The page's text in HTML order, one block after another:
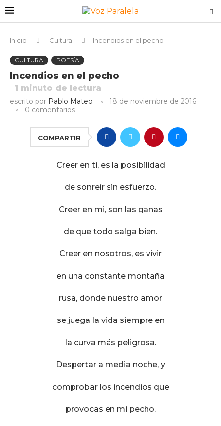
Inicio Cultura Incendios en el pecho
CULTURA POESÍA
Incendios en el pecho
1 minuto de lectura
escrito por Pablo Mateo
18 de noviembre de 2016
0 comentarios
COMPARTIR
Creer en ti, es la posibilidad
de sonreír sin esfuerzo.
Creer en mi, son las ganas
de que todo salga bien.
Creer en nosotros, es vivir
en una constante montaña
rusa, donde nuestro amor
se juega la vida siempre en
la curva más peligrosa.
Despertar a media noche, y
comprobar los incendios que
provocas en mi pecho.